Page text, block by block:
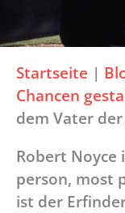
Startseite |
Chancen
dem Vater
Robert
person, most
ist der